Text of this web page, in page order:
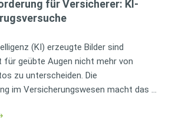
für Versicherer: KI-
(KI) erzeugte Bilder sind
geübte Augen nicht mehr von
zu unterscheiden. Die
im Versicherungswesen macht das …